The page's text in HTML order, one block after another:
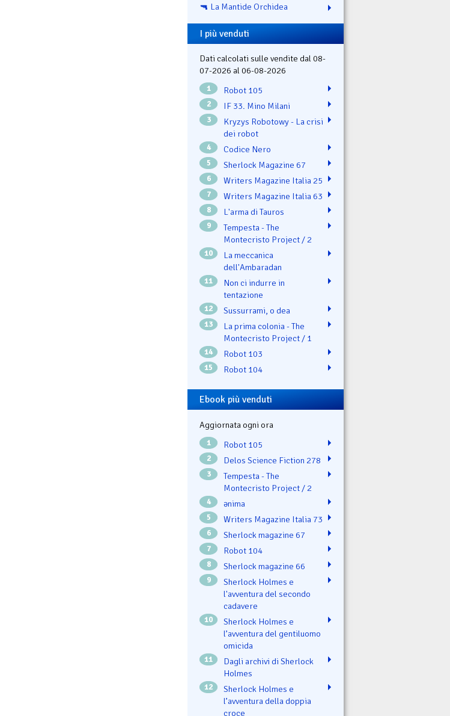
🔫 La Mantide Orchidea
I più venduti
Dati calcolati sulle vendite dal 08-
07-2026 al 06-08-2026
1 Robot 105
2 IF 33. Mino Milani
3
Kryzys Robotowy - La crisi
dei robot
4 Codice Nero
5 Sherlock Magazine 67
6 Writers Magazine Italia 25
7 Writers Magazine Italia 63
8 L'arma di Tauros
9
Tempesta - The
Montecristo Project / 2
10
La meccanica
dell'Ambaradan
11
Non ci indurre in
tentazione
12 Sussurrami, o dea
13
La prima colonia - The
Montecristo Project / 1
14 Robot 103
15 Robot 104
Ebook più venduti
Aggiornata ogni ora
1 Robot 105
2 Delos Science Fiction 278
3
Tempesta - The
Montecristo Project / 2
4 ənima
5 Writers Magazine Italia 73
6 Sherlock magazine 67
7 Robot 104
8 Sherlock magazine 66
9
Sherlock Holmes e
l'avventura del secondo
cadavere
10
Sherlock Holmes e
l’avventura del gentiluomo
omicida
11
Dagli archivi di Sherlock
Holmes
12
Sherlock Holmes e
l’avventura della doppia
croce